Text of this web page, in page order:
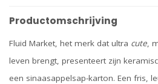
Productomschrijving
Fluid Market, het merk dat ultra cute,
leven brengt, presenteert zijn
een sinaasappelsap-karton. Een fris,